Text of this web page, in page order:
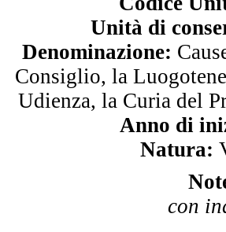
Unità di
Denominazione:
Consiglio, la
Udienza, la Curia del
Anno di
Natura:
con